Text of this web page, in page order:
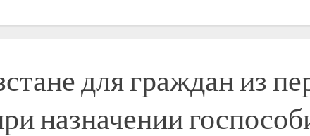
для граждан из
назначении